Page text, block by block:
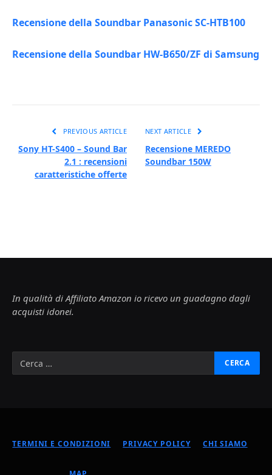
Recensione della Soundbar Panasonic SC-HTB100
Recensione della Soundbar HW-B650/ZF di Samsung
PREVIOUS ARTICLE
Sony HT-S400 – Sound Bar
2.1 : recensioni
caratteristiche offerte
NEXT ARTICLE
Recensione MEREDO
Soundbar 150W
In qualità di Affiliato Amazon io ricevo un guadagno dagli
acquisti idonei.
TERMINI E CONDIZIONI PRIVACY POLICY CHI SIAMO